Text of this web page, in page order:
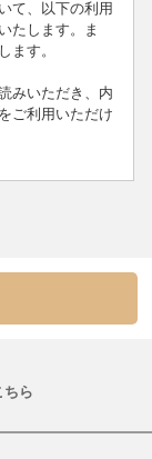
て、以下の利用
たします。ま
ます。
みいただき、内
ご利用いただけ
弊社に取引申請を
、承認し、ID・
員とさせていた
。
者に譲渡・貸与は
す。
からのお取引申
ちら